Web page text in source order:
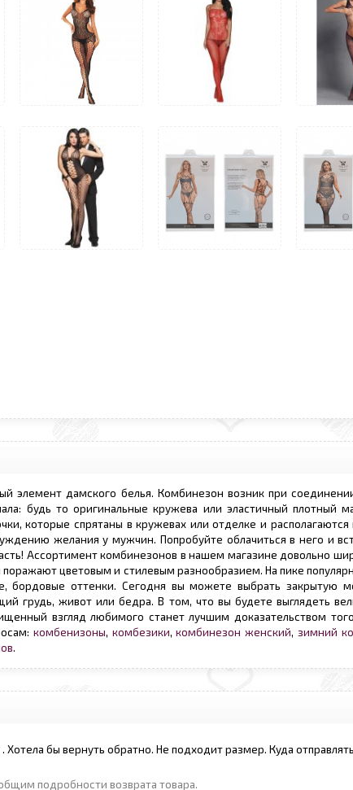
элемент дамского белья. Комбинезон возник при
будь то оригинальные кружева или эластичный плотный
которые спрятаны в кружевах или отделке и
желания у мужчин. Попробуйте облачиться в него и
Ассортимент комбинезонов в нашем магазине довольно
цветовым и стилевым разнообразием. На пике
бордовые оттенки. Сегодня вы можете выбрать закрытую
грудь, живот или бедра. В том, что вы будете выглядеть
взгляд любимого станет лучшим доказательством
комбенизоны, комбезики,комбинезон женский, зимний
.
Хотела бы вернуть обратно. Не подходит размер. Куда
подробности возврата товара.